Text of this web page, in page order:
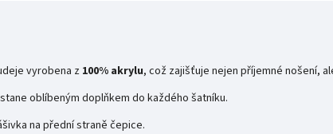
vyrobena z 100% akrylu, což zajišťuje nejen příjemné nošení,
oblíbeným doplňkem do každého šatníku.
na přední straně čepice.